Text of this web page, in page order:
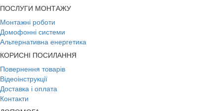
ПОСЛУГИ МОНТАЖУ
Монтажні роботи
Домофонні системи
Альтернативна енергетика
КОРИСНІ ПОСИЛАННЯ
Повернення товарів
Відеоінструкції
Доставка і оплата
Контакти